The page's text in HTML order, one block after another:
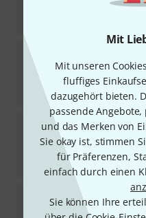
Mit
Mit unseren
fluffiges
dazugehört bieten.
passende
und das Merken von
Sie okay ist, stimmen
für Präferenzen,
einfach durch einen
Sie können Ihre
Kurzfristig
1
Sofort
213 €
Tama 16"x14"
1
In 3–4
339€
14"x12"